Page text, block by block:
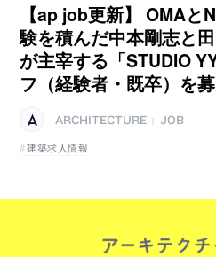
【ap job更新】 OMAと
験を積んだ中本剛志と
が主宰する「STUDIO
フ（経験者・既卒）を
ARCHITECTURE
JOB
建築求人情報